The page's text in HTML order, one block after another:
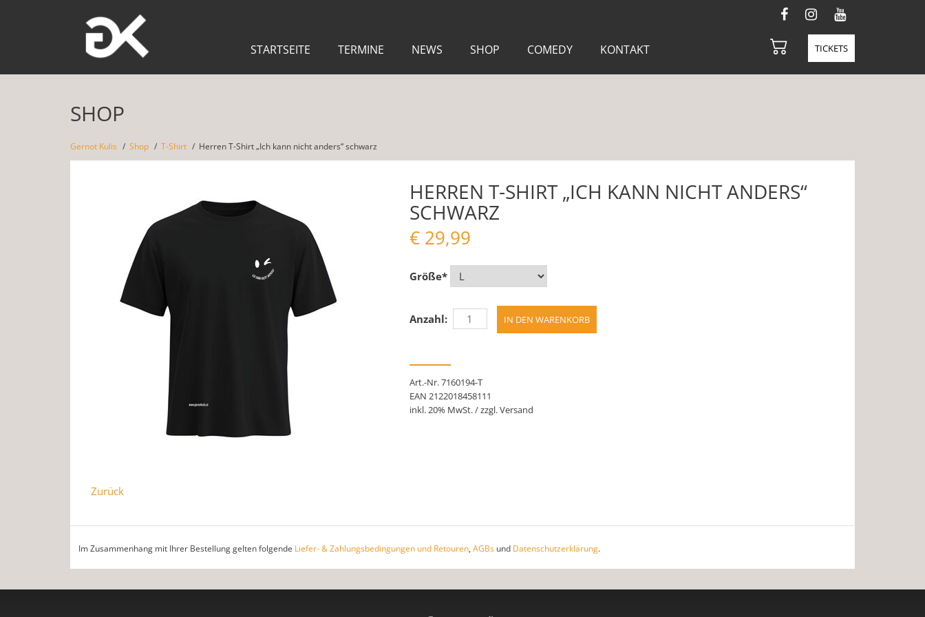
STARTSEITE TERMINE NEWS SHOP COMEDY KONTAKT TICKETS
SHOP
Gernot Kulis Shop T-Shirt Herren T-Shirt „Ich kann nicht anders“ schwarz
HERREN T-SHIRT „ICH KANN NICHT ANDERS“
SCHWARZ
€29,99
Größe*
Anzahl:
Art.-Nr. 7160194-T
EAN 2122018458111
inkl. 20% MwSt. / zzgl. Versand
Zurück
Im Zusammenhang mit Ihrer Bestellung gelten folgende Liefer- & Zahlungsbedingungen und Retouren, AGBs und Datenschutzerklärung.